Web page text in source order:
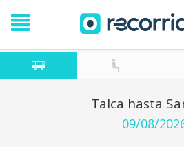
Talca hasta
09/08/